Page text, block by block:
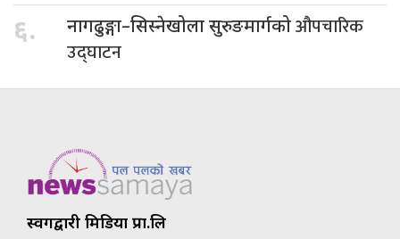
६. नागढुङ्गा–सिस्नेखोला सुरुङमार्गकोऔपचारिक
उद्घाटन
स्वर्गद्वारी मिडिया प्रा.लि